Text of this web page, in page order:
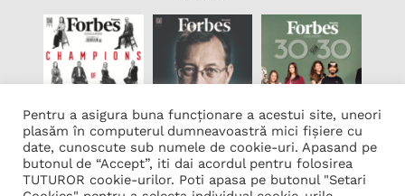
Lista Firme
Transcription Software Vatis Tech
Pentru a asigura buna funcționare a acestui site, uneori
plasăm în computerul dumneavoastră mici fișiere cu
date, cunoscute sub numele de cookie-uri. Apasand pe
butonul de “Accept”, iti dai acordul pentru folosirea
TUTUROR cookie-urilor. Poti apasa pe butonul "Setari